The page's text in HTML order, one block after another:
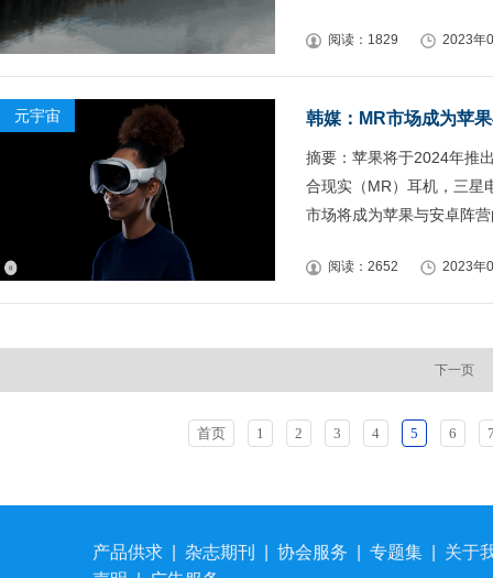
阅读：1829 2023年
元宇宙 韩媒：MR市场成为苹
摘要：苹果将于2024年推
合现实（MR）耳机，三星
市场将成为苹果与安卓阵
阅读：2652 2023年
下一页
首页 1 2 3 4 5 6
产品供求 杂志期刊 协会服务 专题集
关于